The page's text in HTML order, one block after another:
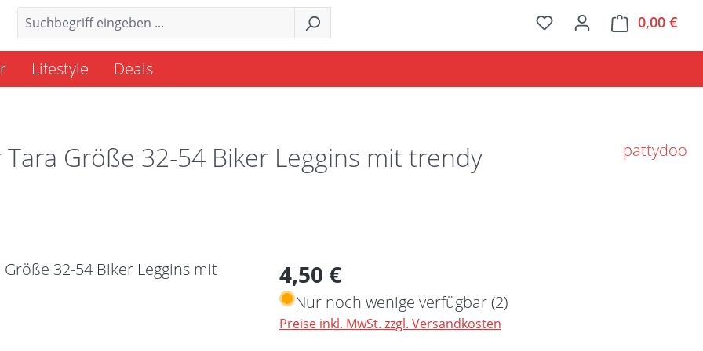
0,00 €
Lifestyle Deals
Größe 32-54 Biker Leggins mit trendy
pattydoo
Regulärer Preis:
4,50 €
Nur noch wenige verfügbar (2)
Preise inkl. MwSt. zzgl. Versandkosten